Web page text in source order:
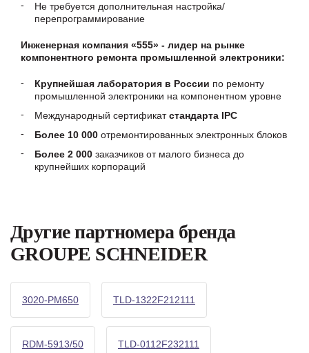
Не требуется дополнительная настройка/
перепрограммирование
Инженерная компания «555» - лидер на рынке
компонентного ремонта промышленной электроники:
Крупнейшая лаборатория в России по ремонту
промышленной электроники на компонентном уровне
Международный сертификатстандарта IPC
Более 10 000 отремонтированных электронных блоков
Более 2 000 заказчиков от малого бизнеса до
крупнейших корпораций
Другие партномера бренда
GROUPE SCHNEIDER
3020-PM650 TLD-1322F212111
RDM-5913/50 TLD-0112F232111